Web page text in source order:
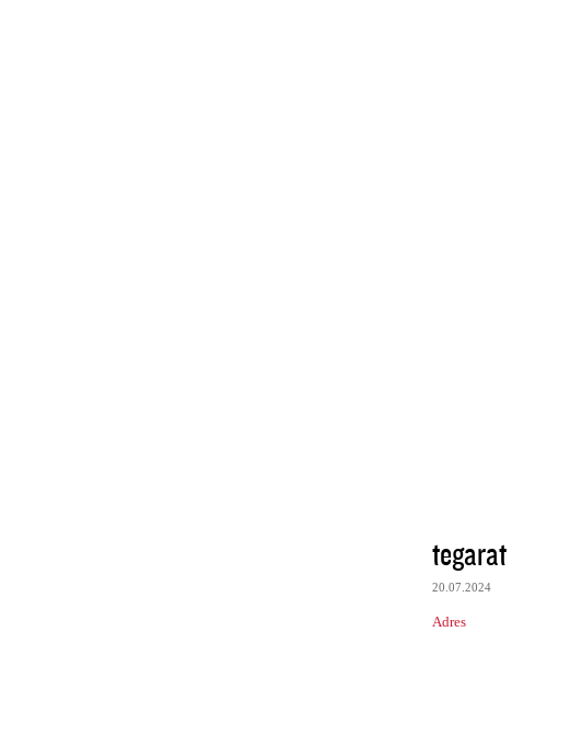
tegarat
20.07.2024
Adres